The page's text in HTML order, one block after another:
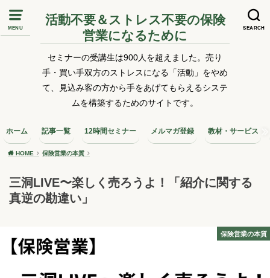
MENU SEARCH
活動不要＆ストレス不要の保険
営業になるために
セミナーの受講生は900人を超えました。売り
手・買い手双方のストレスになる「活動」をやめ
て、見込み客の方から手をあげてもらえるシステ
ムを構築するためのサイトです。
ホーム 記事一覧 12時間セミナー メルマガ登録 教材・サービス
HOME 保険営業の本質
三洞LIVE〜楽しく売ろうよ！「紹介に関する
真逆の勘違い」
保険営業の本質